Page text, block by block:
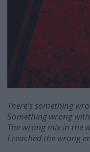
There's something
Something wrong
The wrong mix in the
I reached the wrong